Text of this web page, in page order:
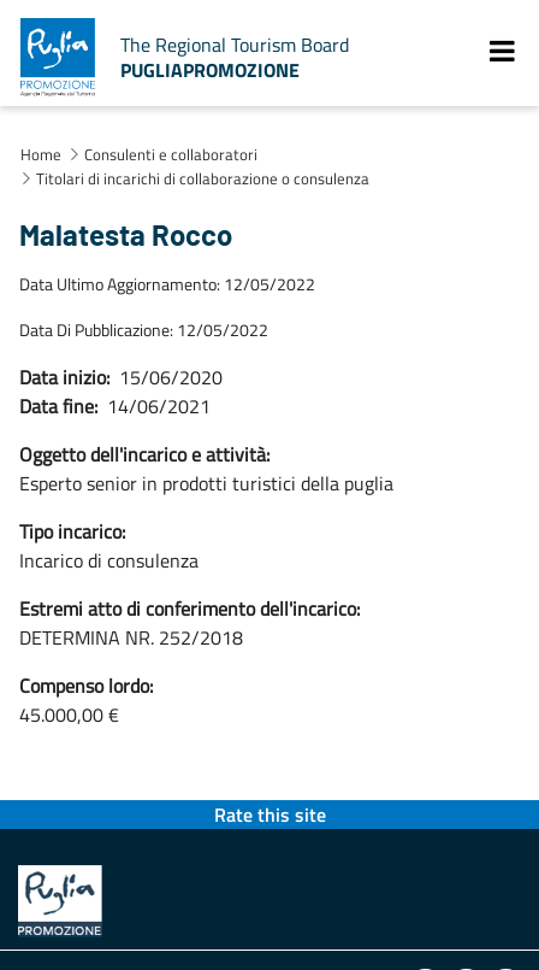
The Regional Tourism Board
PUGLIAPROMOZIONE
Home
Consulenti e collaboratori
Titolari di incarichi di collaborazione o consulenza
Malatesta Rocco
Data Ultimo Aggiornamento: 12/05/2022
Data Di Pubblicazione: 12/05/2022
Data inizio: 15/06/2020
Data fine: 14/06/2021
Oggetto dell'incarico e attività:
Esperto senior in prodotti turistici della puglia
Tipo incarico:
Incarico di consulenza
Estremi atto di conferimento dell'incarico:
DETERMINA NR. 252/2018
Compenso lordo:
45.000,00 €
Rate this site